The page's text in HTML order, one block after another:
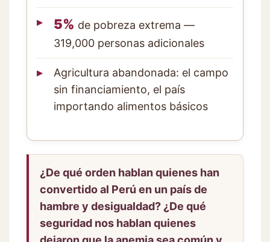
5% de pobreza extrema —
319,000 personas adicionales
Agricultura abandonada: el campo
sin financiamiento, el país
importando alimentos básicos
¿De qué orden hablan quienes han
convertido al Perú en un país de
hambre y desigualdad? ¿De qué
seguridad nos hablan quienes